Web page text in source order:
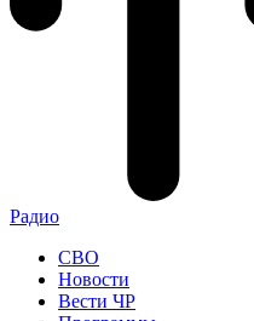
Радио
СВО
Новости
Вести ЧР